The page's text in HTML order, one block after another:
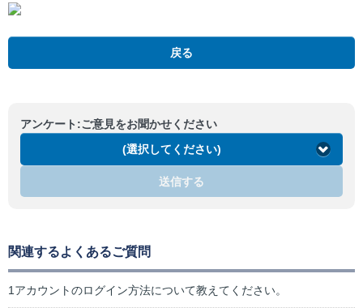
戻る
アンケート:ご意見をお聞かせください
(選択してください)
送信する
関連するよくあるご質問
1アカウントのログイン方法について教えてください。